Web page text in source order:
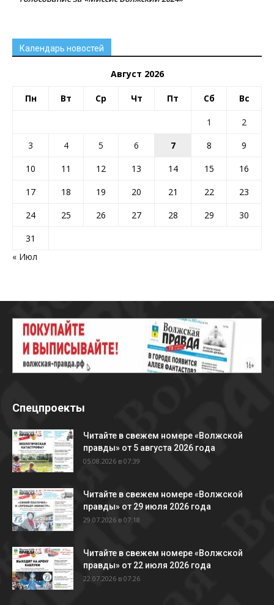
Календарь новостей
Август 2026
Пн Вт Ср Чт Пт Сб Вс
1
2
3
4 5 6 7 8
9
10
11 12 13 14 15
16
17
18 19 20 21 22
23
24
25 26 27 28 29
30
31
« Июл
Спецпроекты
Читайте в свежем номере «Волжской
правды» от 5 августа 2026 года
05.08.2026 в 07:39
Читайте в свежем номере «Волжской
правды» от 29 июля 2026 года
29.07.2026 в 07:18
Читайте в свежем номере «Волжской
правды» от 22 июля 2026 года
22.07.2026 в 07:26